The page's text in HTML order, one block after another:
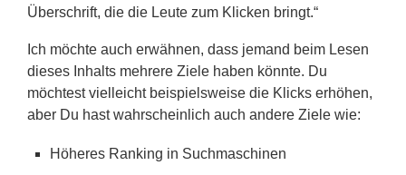
Überschrift, die die Leute zum Klicken bringt.“
Ich möchte auch erwähnen, dass jemand beim Lesen
dieses Inhalts mehrere Ziele haben könnte. Du
möchtest vielleicht beispielsweise die Klicks erhöhen,
aber Du hast wahrscheinlich auch andere Ziele wie:
Höheres Ranking in Suchmaschinen